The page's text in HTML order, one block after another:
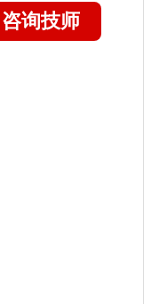
咨询技师